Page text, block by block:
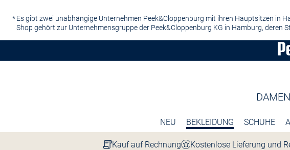
Es gibt zwei unabhängige Unternehmen Peek&Cloppenburg mit ihren Hauptsitzen in
Shop gehört zur Unternehmensgruppe der Peek&Cloppenburg KG in Hamburg, deren
DAMEN
NEU BEKLEIDUNG SCHUHE
Kauf auf Rechnung Kostenlose Lieferung und